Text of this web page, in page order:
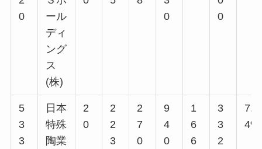
0
ール
ディ
ング
ス
(株)
0
0
5
3
3
日本
特殊
陶業
2
0
2
2
3
2
7
0
9
4
0
1
6
6
3
3
2
7.4
4%